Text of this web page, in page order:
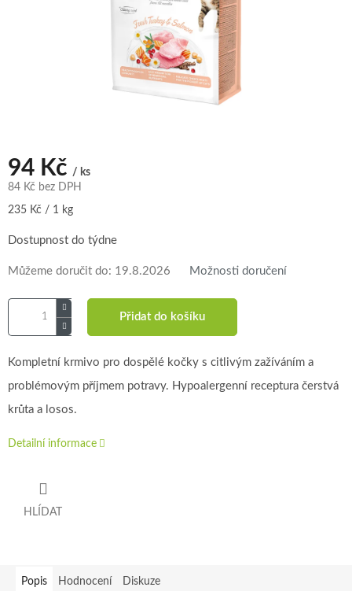
94 Kč / ks
84 Kč bez DPH
Měrná
235 Kč / 1 kg
Dostupnost do týdne
Můžeme doručit do: 19.8.2026 Možnosti doručení
Přidat do košíku
Kompletní krmivo pro dospělé kočky s citlivým zažíváním a
problémovým příjmem potravy. Hypoalergenní receptura čerstvá
krůta a losos.
Detailní informace
HLÍDAT
Popis Hodnocení Diskuze